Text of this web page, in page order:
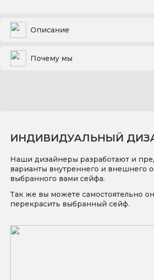
Описание
Почему мы
ИНДИВИДУАЛЬНЫЙ
Наши дизайнеры разработают и
варианты внутреннего и внешнего
выбранного вами сейфа.
Так же вы можете самостоятельно
перекрасить выбранный сейф.